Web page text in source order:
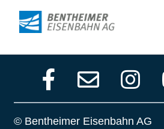
© Bentheimer Eisenbahn AG